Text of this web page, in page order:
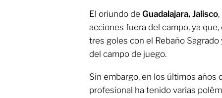
El oriundo de Guadalajara, Jalisco
acciones fuera del campo, ya
tres goles con el Rebaño
del campo de juego.
Sin embargo, en los últimos años
profesional ha tenido varias